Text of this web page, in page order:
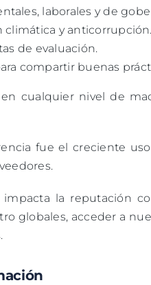
laborales y de
climática y anticorrupción.
de evaluación.
compartir buenas
cualquier nivel de
fue el creciente
la reputación
globales, acceder a